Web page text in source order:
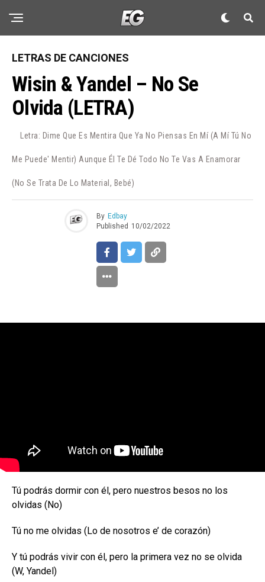
LETRAS DE CANCIONES
Wisin & Yandel – No Se
Olvida (LETRA)
Letra: Dime Que Es Mentira Que Ya No Piensas En Mí (A Mí Tú No
Me Puede' Mentir) Aunque Él Te Dé Todo No Te Vas A Enamorar
(No Se Trata De Lo Material, Bebé)
By Edbay
Published 10/02/2022
Tú podrás dormir con él, pero nuestros besos no los
olvidas (No)
Tú no me olvidas (Lo de nosotros e’ de corazón)
Y tú podrás vivir con él, pero la primera vez no se olvida
(W, Yandel)
Flipboard